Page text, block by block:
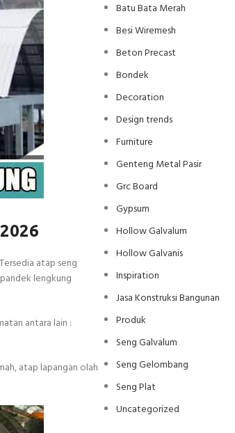
atap seng
lengkung
antara lain :
atap lapangan olah
Batu Bata Merah
Besi Wiremesh
Beton Precast
Bondek
Decoration
Design trends
Furniture
Genteng Metal Pasir
Grc Board
Gypsum
Hollow Galvalum
Hollow Galvanis
Inspiration
Jasa Konstruksi Bangunan
Produk
Seng Galvalum
Seng Gelombang
Seng Plat
Uncategorized